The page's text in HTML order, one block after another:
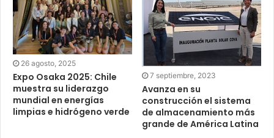
26 agosto, 2025
Expo Osaka 2025: Chile
muestra su liderazgo
mundial en energías
limpias e hidrógeno verde
7 septiembre, 2023
Avanza en su
construcción el sistema
de almacenamiento más
grande de América Latina